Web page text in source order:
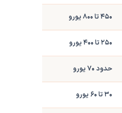
۴۵۰ تا ۸۰۰ یورو
۲۵۰ تا ۴۰۰ یورو
حدود ۷۰ یورو
۳۰ تا ۶۰ یورو